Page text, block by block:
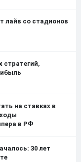
лайв со стадионов
стратегий,
на ставках в
в РФ
30 лет